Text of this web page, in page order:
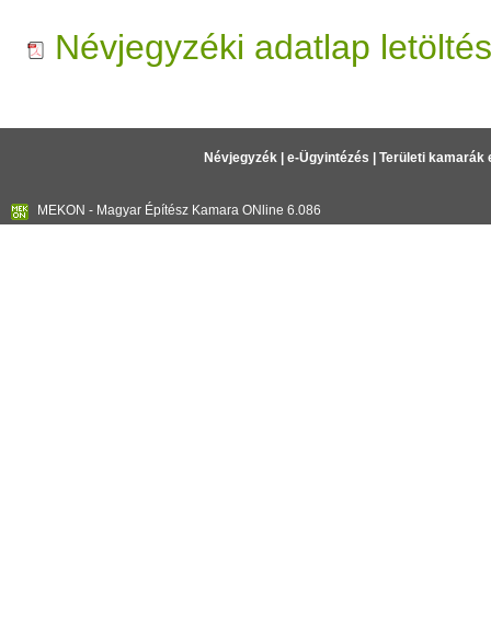
Névjegyzéki adatlap
Névjegyzék| e-Ügyintézés Területi kamarák
MEKON - Magyar Építész Kamara ONline 6.086